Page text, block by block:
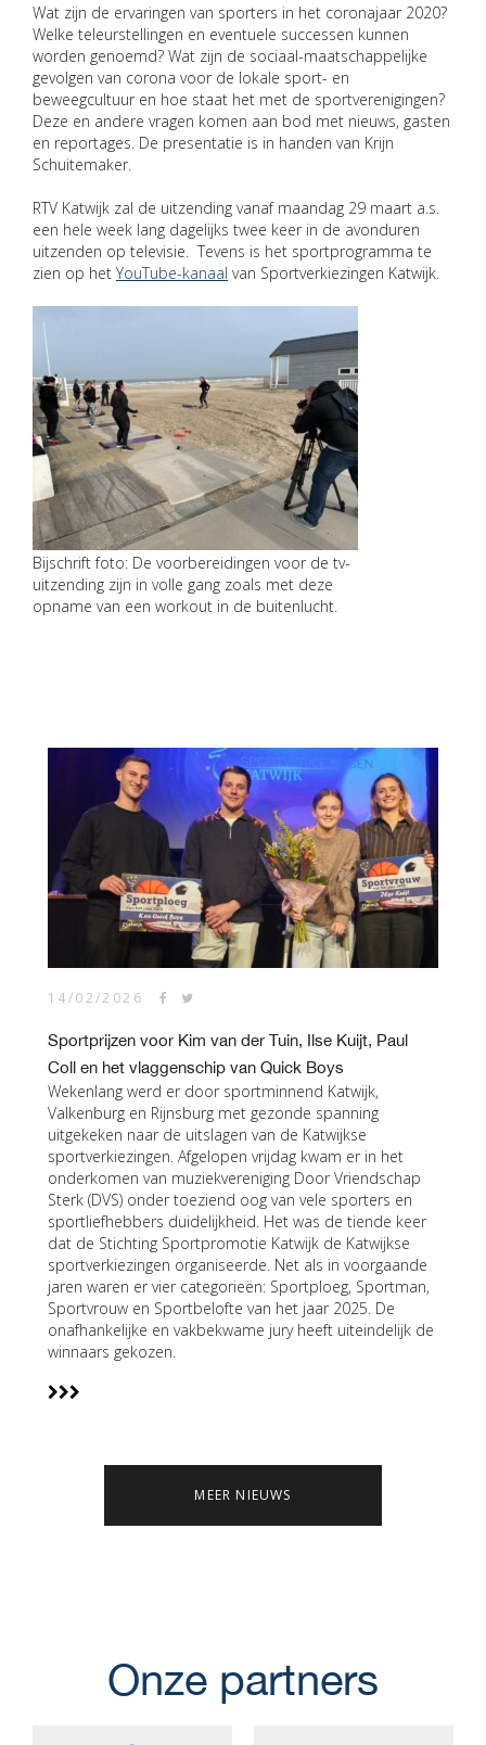
Wat zijn de ervaringen van sporters in het coronajaar 2020?
Welke teleurstellingen en eventuele successen kunnen
worden genoemd? Wat zijn de sociaal-maatschappelijke
gevolgen van corona voor de lokale sport- en
beweegcultuur en hoe staat het met de sportverenigingen?
Deze en andere vragen komen aan bod met nieuws, gasten
en reportages. De presentatie is in handen van Krijn
Schuitemaker.
RTV Katwijk zal de uitzending vanaf maandag 29 maart a.s.
een hele week lang dagelijks twee keer in de avonduren
uitzenden op televisie. Tevens is het sportprogramma te
zien op het YouTube-kanaal van Sportverkiezingen Katwijk.
Bijschrift foto: De voorbereidingen voor de tv-
uitzending zijn in volle gang zoals met deze
opname van een workout in de buitenlucht.
14/02/2026
Sportprijzen voor Kim van der Tuin, Ilse Kuijt, Paul
Coll en het vlaggenschip van Quick Boys
Wekenlang werd er door sportminnend Katwijk,
Valkenburg en Rijnsburg met gezonde spanning
uitgekeken naar de uitslagen van de Katwijkse
sportverkiezingen. Afgelopen vrijdag kwam er in het
onderkomen van muziekvereniging Door Vriendschap
Sterk (DVS) onder toeziend oog van vele sporters en
sportliefhebbers duidelijkheid. Het was de tiende keer
dat de Stichting Sportpromotie Katwijk de Katwijkse
sportverkiezingen organiseerde. Net als in voorgaande
jaren waren er vier categorieën: Sportploeg, Sportman,
Sportvrouw en Sportbelofte van het jaar 2025. De
onafhankelijke en vakbekwame jury heeft uiteindelijk de
winnaars gekozen.
MEER NIEUWS
Onze partners